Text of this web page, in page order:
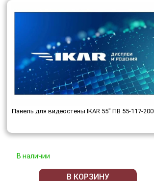
Панель для видеостены IKAR 55" ПВ 55-117-200
В наличии
В КОРЗИНУ